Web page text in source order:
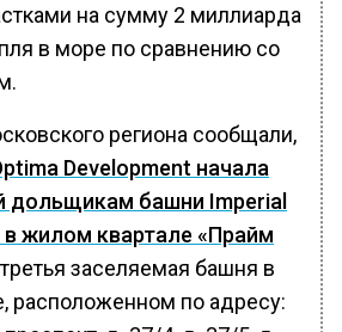
на сумму 2 миллиарда
в море по сравнению со
региона сообщали,
Development начала
дольщикам башни Imperial
в жилом квартале «Прайм
заселяемая башня в
расположенном по адресу: